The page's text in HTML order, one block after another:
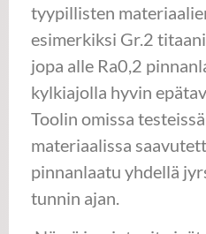
tyypillisten
esimerkiksi Gr.2
jopa alle Ra0,2
kylkiajolla hyvin
Toolin omissa
materiaalissa
pinnanlaatu yhdellä
tunnin ajan.